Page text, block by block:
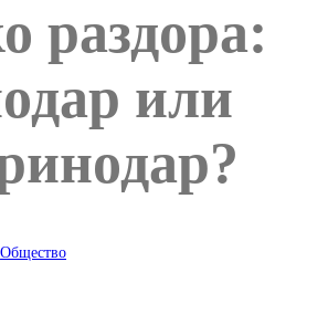
раздора:
или
Общество